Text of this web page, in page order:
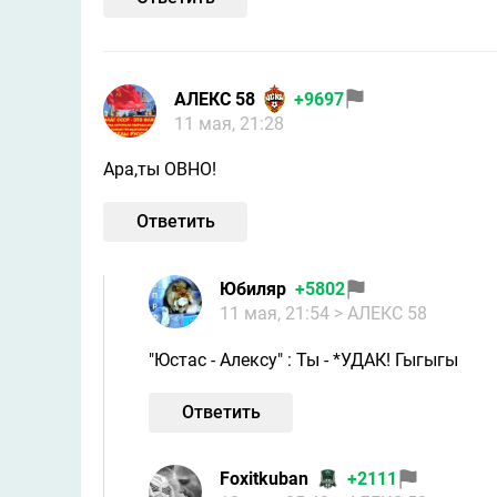
АЛЕКС 58
+9697
11 мая, 21:28
Ара,ты ОВНО!
Ответить
Юбиляр +5802
11 мая, 21:54 > АЛЕКС 58
"Юстас - Алексу" : Ты - *УДАК! Гыгыгы
Ответить
Foxitkuban
+2111